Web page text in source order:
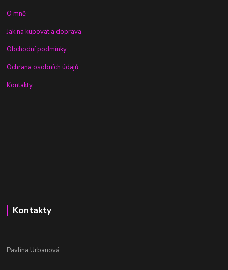
O mně
Jak na kupovat a doprava
Obchodní podmínky
Ochrana osobních údajů
Kontakty
Kontakty
Pavlína Urbanová